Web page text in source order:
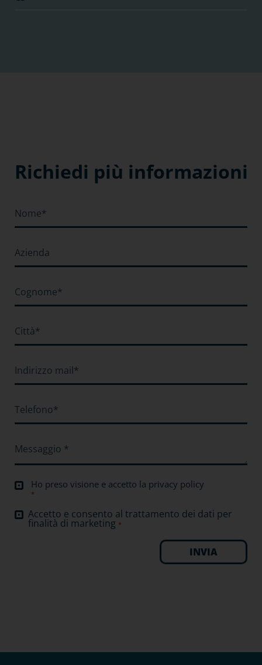
Richiedi più informazioni
Ho preso visione e accetto la privacy policy
*
Accetto e consento al trattamento dei dati per
finalità di marketing *